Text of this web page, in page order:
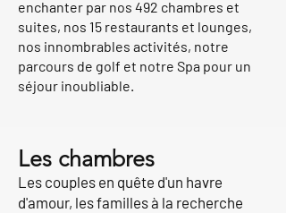
enchanter par nos 492 chambres et
suites, nos 15 restaurants et lounges,
nos innombrables activités, notre
parcours de golf et notre Spa pour un
séjour inoubliable.
Les chambres
Les couples en quête d'un havre
d'amour, les familles à la recherche